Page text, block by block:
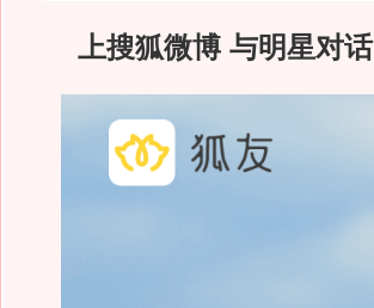
上搜狐微博 与明星对话